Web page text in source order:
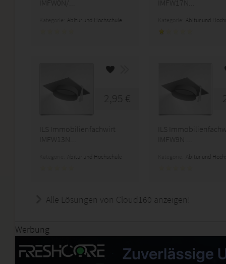
IMFW0N/...
Abitur und Hochschule
IMFW17N...
Abitur und
2,95 €
ILS Immobilienfachwirt
IMFW13N...
Abitur und Hochschule
ILS
IMFW9N ...
Abitur und
Alle Lösungen von Cloud160 anzeigen!
Werbung